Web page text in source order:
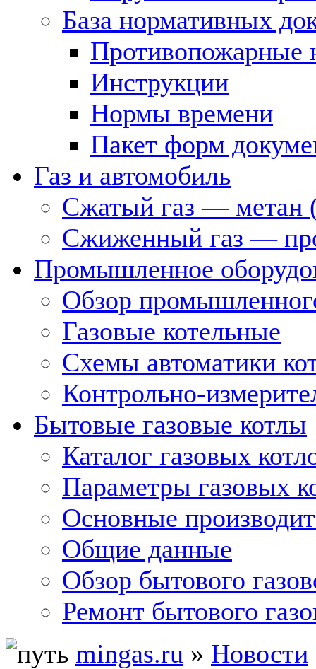
База нормативных
Противопожарные
Инструкции
Нормы времени
Пакет форм
Газ и автомобиль
Сжатый газ — метан
Сжиженный газ —
Промышленное
Обзор
Газовые котельные
Схемы автоматики
Контрольно-
Бытовые газовые котлы
Каталог газовых
Параметры газовых
Основные
Общие данные
Обзор бытового
Ремонт бытового
mingas.ru » Новости